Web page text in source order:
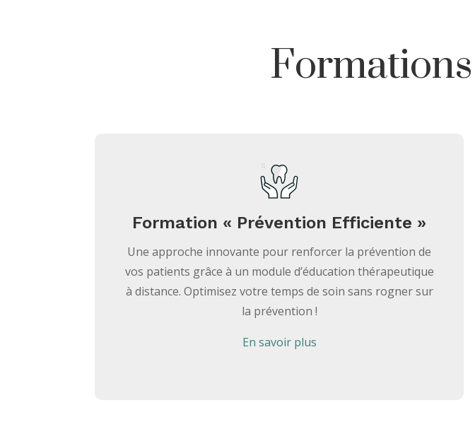
Formation « Prévention Efficiente »
Une approche innovante pour renforcer la prévention de
vos patients grâce à un module d’éducation thérapeutique
à distance. Optimisez votre temps de soin sans rogner sur
la prévention !
En savoir plus